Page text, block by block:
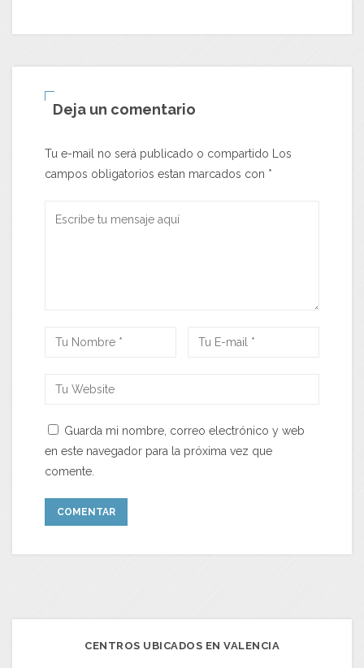
Deja un comentario
Tu e-mail no será publicado o compartido Los
campos obligatorios estan marcados con *
Guarda mi nombre, correo electrónico y web
en este navegador para la próxima vez que
comente.
CENTROS UBICADOS EN VALENCIA